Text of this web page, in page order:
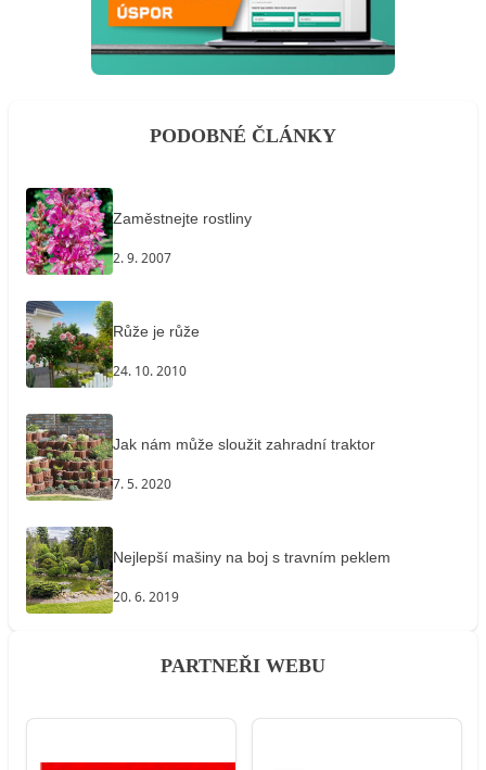
PODOBNÉ ČLÁNKY
Zaměstnejte rostliny
2. 9. 2007
Růže je růže
24. 10. 2010
Jak nám může sloužit zahradní traktor
7. 5. 2020
Nejlepší mašiny na boj s travním peklem
20. 6. 2019
PARTNEŘI WEBU